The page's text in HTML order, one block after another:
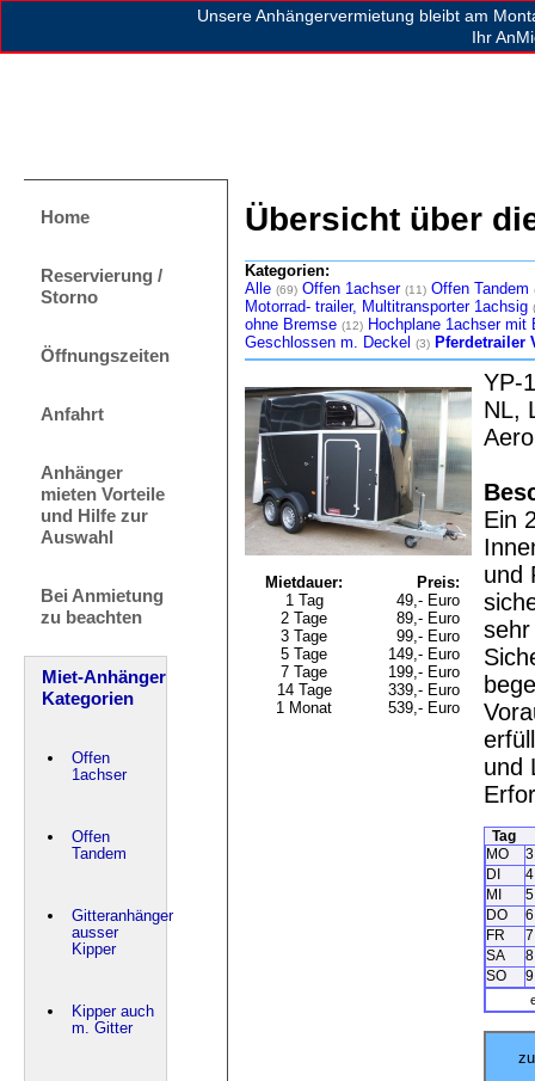
Unsere Anhängervermietung bleibt am
Ihr
Home
Reservierung /
Storno
Öffnungszeiten
Anfahrt
Anhänger
mieten Vorteile
und Hilfe zur
Auswahl
Bei Anmietung
zu beachten
Miet-Anhänger
Kategorien
Offen
1achser
Offen
Tandem
Gitteranhänger
ausser
Kipper
Kipper auch
m. Gitter
Übersicht über
Kategorien:
Alle (69) Offen 1achser (11) Offen Tandem
Motorrad- trailer, Multitransporter 1achsig
ohne Bremse (12) Hochplane 1achser mit
Geschlossen m. Deckel
(3) Pferdetrailer
Mietdauer:
1 Tag
2 Tage
3 Tage
5 Tage
7 Tage
14 Tage
1 Monat
Preis:
49,- Euro
89,- Euro
99,- Euro
149,- Euro
199,- Euro
339,- Euro
539,- Euro
YP-
NL,
Ein
und
und
Tag
MO
DI
MI
DO
FR
SA
SO